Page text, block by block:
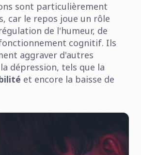
sont particulièrement
car le repos joue un rôle
de l'humeur, de
cognitif. Ils
aggraver d'autres
dépression, tels que la
et encore la baisse de